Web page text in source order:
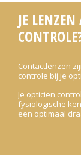
JE
Contactlenzen
controle bij je
Je opticien
fysiologische
een optimaal